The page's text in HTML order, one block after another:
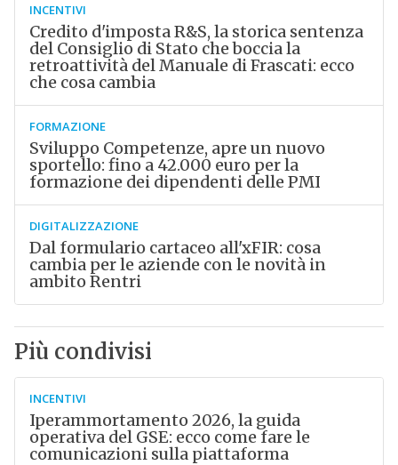
INCENTIVI
Credito d'imposta R&S, la storica sentenza
del Consiglio di Stato che boccia la
retroattività del Manuale di Frascati: ecco
che cosa cambia
FORMAZIONE
Sviluppo Competenze, apre un nuovo
sportello: fino a 42.000 euro per la
formazione dei dipendenti delle PMI
DIGITALIZZAZIONE
Dal formulario cartaceo all'xFIR: cosa
cambia per le aziende con le novità in
ambito Rentri
Più condivisi
INCENTIVI
Iperammortamento 2026, la guida
operativa del GSE: ecco come fare le
comunicazioni sulla piattaforma